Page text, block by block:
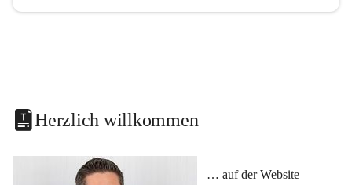
Herzlich willkommen
… auf der Website